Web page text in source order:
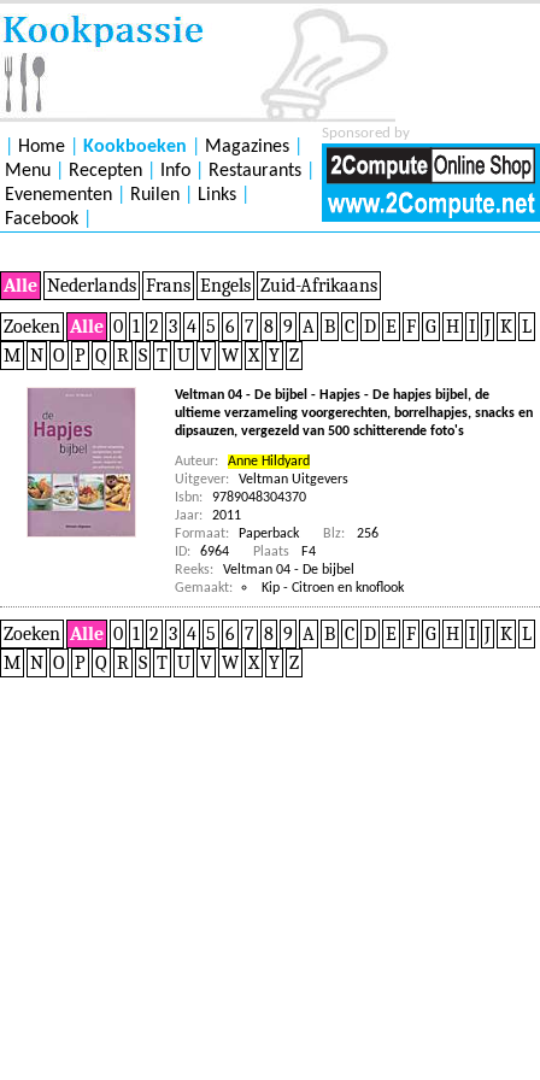
Sponsored by
Home Kookboeken Magazines
Menu
Recepten Info Restaurants
Evenementen
Ruilen Links
Facebook
Alle Nederlands Frans Engels Zuid-Afrikaans
Zoeken Alle 0 1 2 3 4 5 6 7 8 9 A B C D E F G H I J K L
M N O P Q R S T U V W X Y Z
Veltman 04 - De bijbel - Hapjes - De hapjes bijbel, de
ultieme verzameling voorgerechten, borrelhapjes, snacks en
dipsauzen, vergezeld van 500 schitterende foto's
Auteur:
Anne Hildyard
Uitgever:
Veltman Uitgevers
Isbn:
9789048304370
Jaar:
2011
Formaat:
Paperback Blz:
256
ID:
6964 Plaats
F4
Reeks:
Veltman 04 - De bijbel
Gemaakt:
Kip - Citroen en knoflook
Zoeken Alle 0 1 2 3 4 5 6 7 8 9 A B C D E F G H I J K L
M N O P Q R S T U V W X Y Z